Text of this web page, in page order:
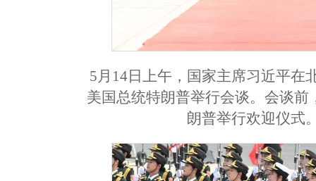
5月14日上午，国家主席习近平在
美国总统特朗普举行会谈。会谈
朗普举行欢迎仪式